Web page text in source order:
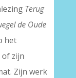
Terug
de Oude
het
zijn
Zijn werk